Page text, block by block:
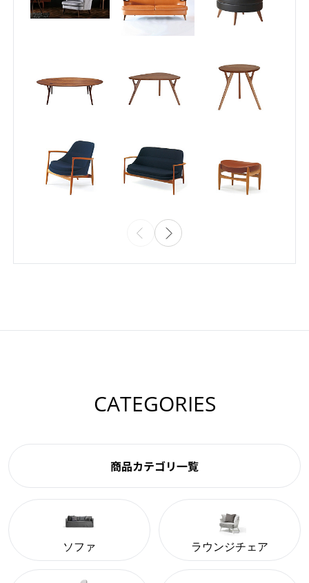
CATEGORIES
商品カテゴリ一覧
ソファ ラウンジチェア